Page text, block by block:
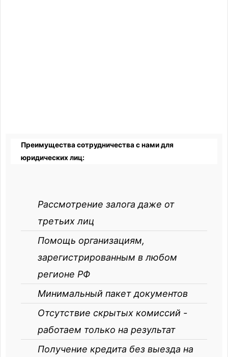
Преимущества сотрудничества с нами для
юридических лиц:
Рассмотрение залога даже от
третьих лиц
Помощь организациям,
зарегистрированным в любом
регионе РФ
Минимальный пакет документов
Отсутствие скрытых комиссий -
работаем только на результат
Получение кредита без выезда на